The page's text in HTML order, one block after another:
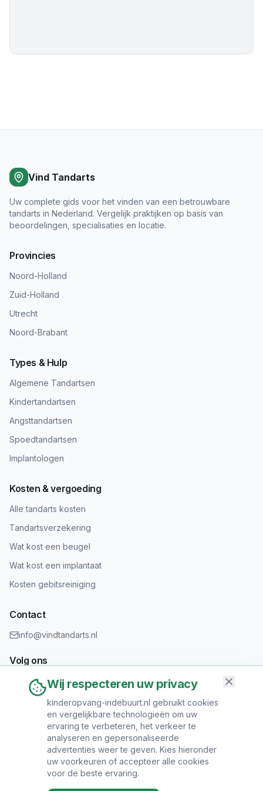
Vind Tandarts
Uw complete gids voor het vinden van een betrouwbare
tandarts in Nederland. Vergelijk praktijken op basis van
beoordelingen, specialisaties en locatie.
Provincies
Noord-Holland
Zuid-Holland
Utrecht
Noord-Brabant
Types & Hulp
Algemene Tandartsen
Kindertandartsen
Angsttandartsen
Spoedtandartsen
Implantologen
Kosten & vergoeding
Alle tandarts kosten
Tandartsverzekering
Wat kost een beugel
Wat kost een implantaat
Kosten gebitsreiniging
Contact
info@vindtandarts.nl
Volg ons
Informatie toevoegen?
Heeft u een tandartspraktijk? Neem contact op om uw praktijk
toe te voegen.
Wij respecteren uw privacy
kinderopvang-indebuurt.nl gebruikt cookies
en vergelijkbare technologieën om uw
ervaring te verbeteren, het verkeer te
analyseren en gepersonaliseerde
advertenties weer te geven. Kies hieronder
uw voorkeuren of accepteer alle cookies
voor de beste ervaring.